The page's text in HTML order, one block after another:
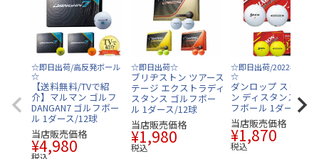
☆即日出荷/高反発ボール
☆
【送料無料/TVで紹
介】マルマン ゴルフ
DANGAN7 ゴルフボー
ル 1ダース/12球
当店販売価格
¥4,980
税込
☆即日出荷☆
ブリヂストン ツアース
テージ エクストラディ
スタンス ゴルフボー
ル 1ダース/12球
当店販売価格
¥1,980
税込
☆即日出荷/2022年モデ
☆
ダンロップ スリクソ
ン ディスタンス9 ゴ
フボール 1ダース/12
当店販売価格
¥1,870
税込